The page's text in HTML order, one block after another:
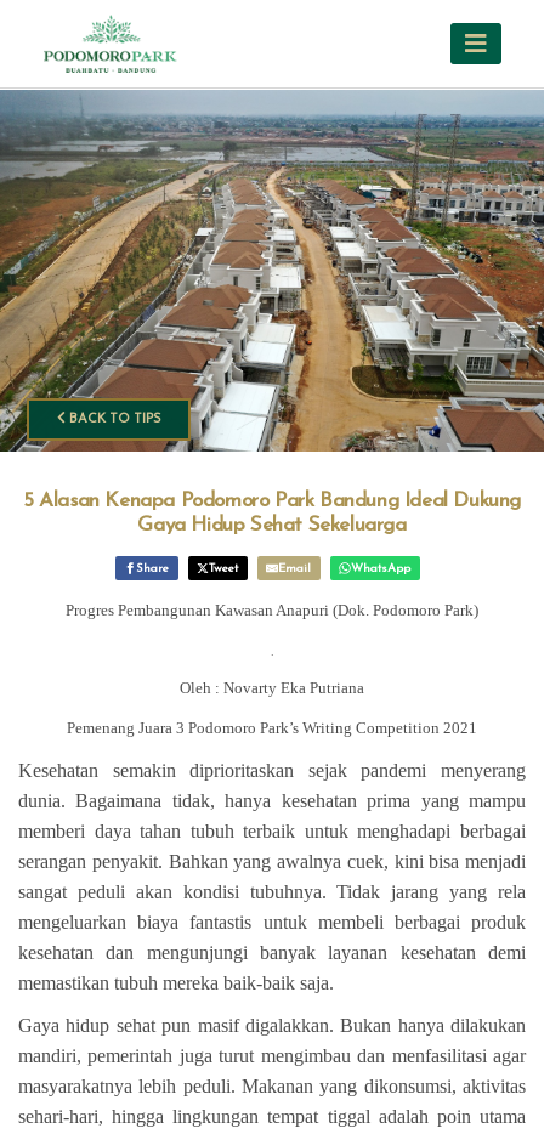
BACK TO TIPS
5 Alasan Kenapa Podomoro Park Bandung Ideal Dukung
Gaya Hidup Sehat Sekeluarga
Share Tweet Email WhatsApp
Progres Pembangunan Kawasan Anapuri (Dok. Podomoro Park)
.
Oleh : Novarty Eka Putriana
Pemenang Juara 3 Podomoro Park’s Writing Competition 2021
Kesehatan semakin diprioritaskan sejak pandemi menyerang
dunia. Bagaimana tidak, hanya kesehatan prima yang mampu
memberi daya tahan tubuh terbaik untuk menghadapi berbagai
serangan penyakit. Bahkan yang awalnya cuek, kini bisa menjadi
sangat peduli akan kondisi tubuhnya. Tidak jarang yang rela
mengeluarkan biaya fantastis untuk membeli berbagai produk
kesehatan dan mengunjungi banyak layanan kesehatan demi
memastikan tubuh mereka baik-baik saja.
Gaya hidup sehat pun masif digalakkan. Bukan hanya dilakukan
mandiri, pemerintah juga turut mengimbau dan menfasilitasi agar
masyarakatnya lebih peduli. Makanan yang dikonsumsi, aktivitas
sehari-hari, hingga lingkungan tempat tiggal adalah poin utama